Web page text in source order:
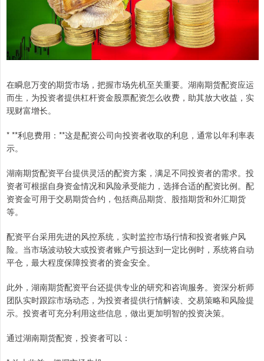
在瞬息万变的期货市场，把握市场先机至关重要。湖南期货配资应运
而生，为投资者提供杠杆资金股票配资怎么收费，助其放大收益，实
现财富增长。
* **利息费用：**这是配资公司向投资者收取的利息，通常以年利率表
示。
湖南期货配资平台提供灵活的配资方案，满足不同投资者的需求。投
资者可根据自身资金情况和风险承受能力，选择合适的配资比例。配
资资金可用于交易期货合约，包括商品期货、股指期货和外汇期货
等。
配资平台采用先进的风控系统，实时监控市场行情和投资者账户风
险。当市场波动较大或投资者账户亏损达到一定比例时，系统将自动
平仓，最大程度保障投资者的资金安全。
此外，湖南期货配资平台还提供专业的研究和咨询服务。资深分析师
团队实时跟踪市场动态，为投资者提供行情解读、交易策略和风险提
示。投资者可充分利用这些信息，做出更加明智的投资决策。
通过湖南期货配资，投资者可以：